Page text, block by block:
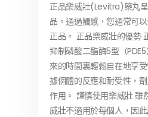
正品樂威壯(Levitra)藥丸
品。通過觸感，您通常可
正品。 正品樂威壯的優勢
抑制磷酸二酯酶5型（
來的時間裏輕鬆自在地享
據個體的反應和耐受性，
作用。 謹慎使用樂威壯 雖
威壯不適用於每個人，因